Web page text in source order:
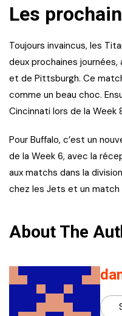
Les
Toujours invaincus, les
deux prochaines
et de Pittsburgh. Ce
comme un beau choc.
Cincinnati lors de la Week
Pour Buffalo, c’est un
de la Week 6, avec la
aux matchs dans la
chez les Jets et un match
About The